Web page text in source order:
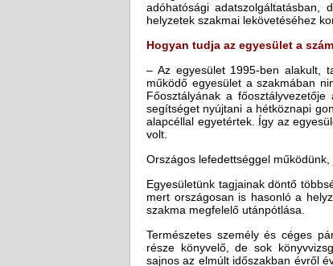
adóhatósági adatszolgáltatásban,
helyzetek szakmai lekövetéséhez
Hogyan tudja az egyesület a
– Az egyesület 1995-ben alakult,
működő egyesület a szakmában
Főosztályának a
segítséget nyújtani a hétköznapi
alapcéllal egyetértek. Így az
volt.
Országos lefedettséggel
Egyesületünk tagjainak döntő
mert országosan is hasonló a
szakma megfelelő utánpótlása.
Természetes személy és céges
része könyvelő, de sok
sajnos az elmúlt időszakban évről